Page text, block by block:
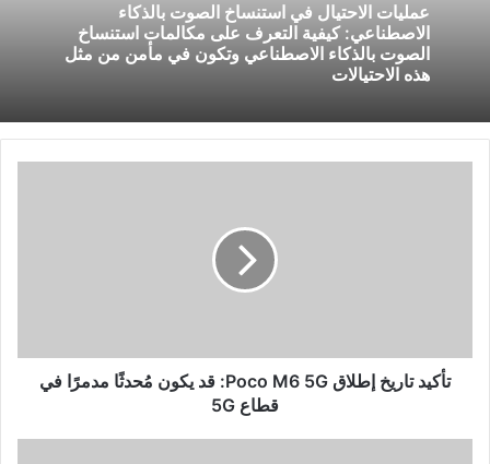
عمليات الاحتيال في استنساخ الصوت بالذكاء
الاصطناعي: كيفية التعرف على مكالمات استنساخ
الصوت بالذكاء الاصطناعي وتكون في مأمن من مثل
هذه الاحتيالات
مُحدثًا
مدمرًا
تأكيد تاريخ إطلاق Poco M6 5G: قد يكون مُحدثًا مدمرًا في
قطاع 5G